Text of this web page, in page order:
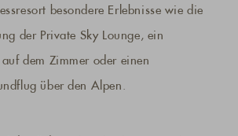
besondere Erlebnisse wie die
der Private Sky Lounge, ein
dem Zimmer oder einen
über den Alpen.